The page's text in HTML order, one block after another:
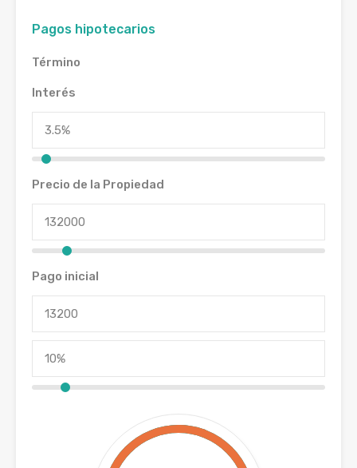
Pagos hipotecarios
Término
Interés
Precio de la Propiedad
Pago inicial